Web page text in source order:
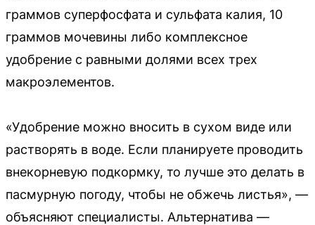
граммов суперфосфата и сульфата калия, 10
граммов мочевины либо комплексное
удобрение с равными долями всех трех
макроэлементов.
«Удобрение можно вносить в сухом виде или
растворять в воде. Если планируете проводить
внекорневую подкормку, то лучше это делать в
пасмурную погоду, чтобы не обжечь листья», —
объясняют специалисты. Альтернатива —